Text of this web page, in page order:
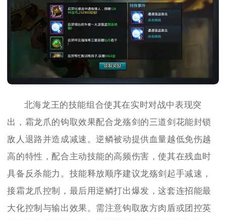
北海龙王的技能组合使其在实时对战中表现突
出，霜龙爪的钩取效果配合龙殇剑的三道剑花能封锁
敌人退路并造成减速。逆鳞被动提供血量越低免伤越
高的特性，配合主动技能的高频伤害，使其在残血时
具备反杀能力。技能释放顺序建议龙殇剑起手减速，
接霜龙爪控制，最后用逆鳞打出爆发，这套连招能最
大化控制与输出效果。需注意钩取敌方肉盾或团控英